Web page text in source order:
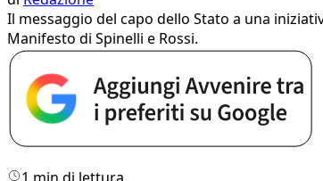
Il messaggio del capo dello Stato a una
Manifesto di Spinelli e Rossi.